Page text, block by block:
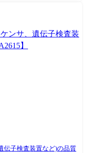
ダイアグマネジメント
ジンやエンジンシステムを
)を行い車両/エンジンの目
ンジンのSCR後処理シス
ンサ、遺伝子検査装
】
伝子検査装置など)の品質